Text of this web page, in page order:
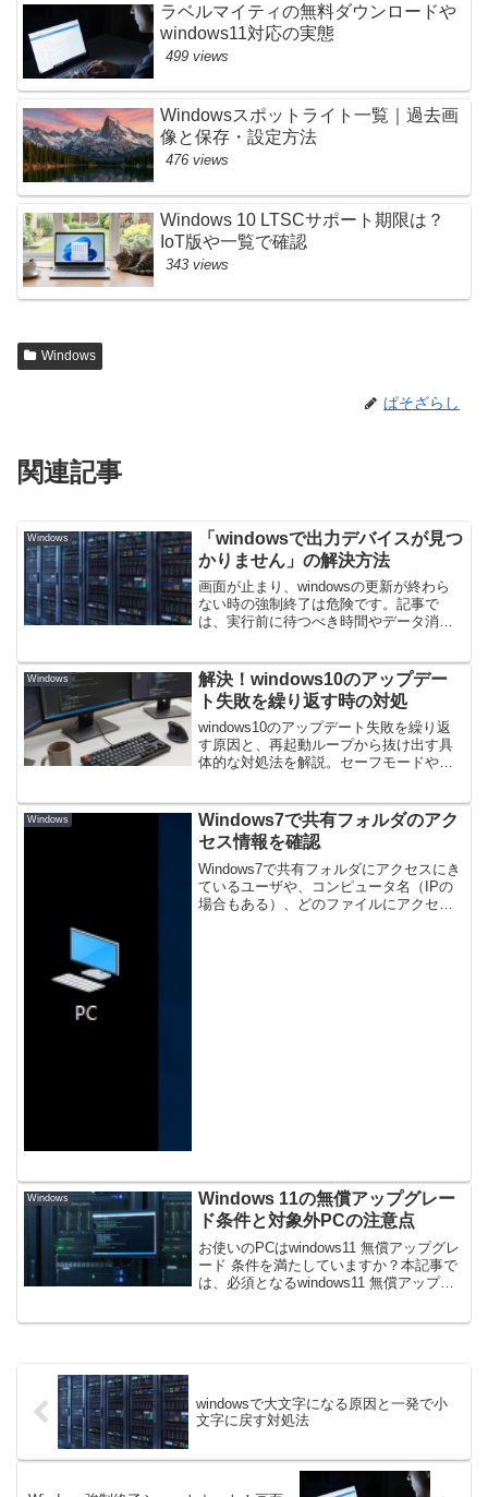
ラベルマイティの無料ダウンロードや
windows11対応の実態
499 views
Windowsスポットライト一覧｜過去画
像と保存・設定方法
476 views
Windows 10 LTSCサポート期限は？
IoT版や一覧で確認
343 views
Windows
ぱそざらし
関連記事
Windows
「windowsで出力デバイスが見つ
かりません」の解決方法
画面が止まり、windowsの更新が終わら
ない時の強制終了は危険です。記事で
は、実行前に待つべき時間やデータ消失
た後の復旧手順や対処法も紹介します。
大切なデータを守る解決策がわかりま
す。
Windows
解決！windows10のアップデー
ト失敗を繰り返す時の対処
windows10のアップデート失敗を繰り返
す原因と、再起動ループから抜け出す具
体的な対処法を解説。セーフモードやコ
失敗を繰り返す悩みを今すぐ解決し、安
全なPC環境を取り戻しましょう。
Windows
Windows7で共有フォルダのアク
セス情報を確認
Windows7で共有フォルダにアクセスにき
ているユーザや、コンピュータ名（IPの
場合もある）、どのファイルにアクセス
Windows
Windows 11の無償アップグレー
ド条件と対象外PCの注意点
お使いのPCはwindows11 無償アップグレ
ード 条件を満たしていますか？本記事で
は、必須となるwindows11 無償アップグ
windowsで大文字になる原因と一発で小
文字に戻す対処法